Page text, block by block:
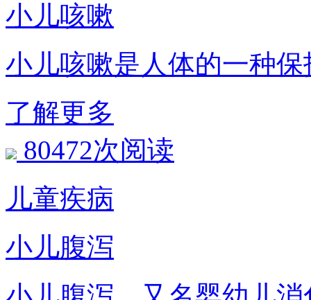
小儿咳嗽
小儿咳嗽是人体的一种
了解更多
80472次阅读
儿童疾病
小儿腹泻